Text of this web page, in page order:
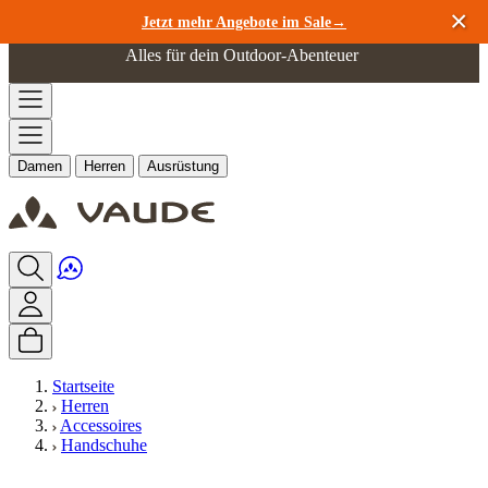
Jetzt mehr Angebote im Sale→
Zum Inhalt springen
Alles für dein Outdoor-Abenteuer
Damen Herren Ausrüstung
Startseite
Herren
Accessoires
Handschuhe